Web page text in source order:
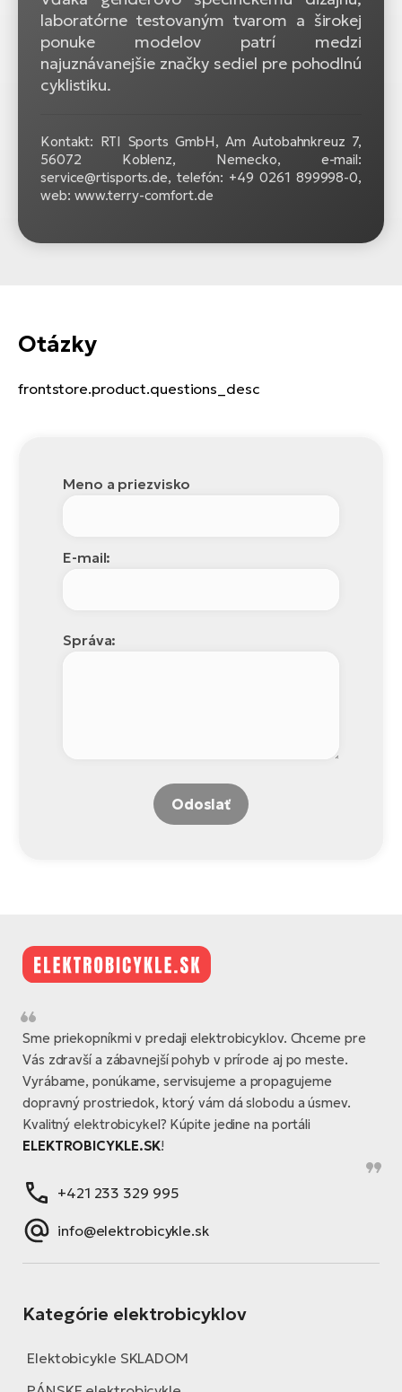
laboratórne testovaným tvarom a širokej
ponuke modelov patrí medzi
najuznávanejšie značky sediel pre pohodlnú
cyklistiku.
Kontakt: RTI Sports GmbH, Am Autobahnkreuz 7,
56072 Koblenz, Nemecko, e-mail:
service@rtisports.de, telefón: +49 0261 899998‍-‍0,
web: www.terry-comfort.de
Otázky
frontstore.product.questions_desc
Meno a priezvisko
E-mail:
Správa:
Odoslať
Sme priekopníkmi v predaji elektrobicyklov. Chceme pre
Vás zdravší a zábavnejší pohyb v prírode aj po meste.
Vyrábame, ponúkame, servisujeme a propagujeme
dopravný prostriedok, ktorý vám dá slobodu a úsmev.
Kvalitný elektrobicykel? Kúpite jedine na portáli
ELEKTROBICYKLE.SK!
+421 233 329 995
info@elektrobicykle.sk
Kategórie elektrobicyklov
Elektobicykle SKLADOM